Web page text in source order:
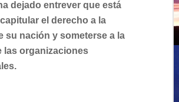
dejado entrever que está
el derecho a la
su nación y someterse a la
las organizaciones